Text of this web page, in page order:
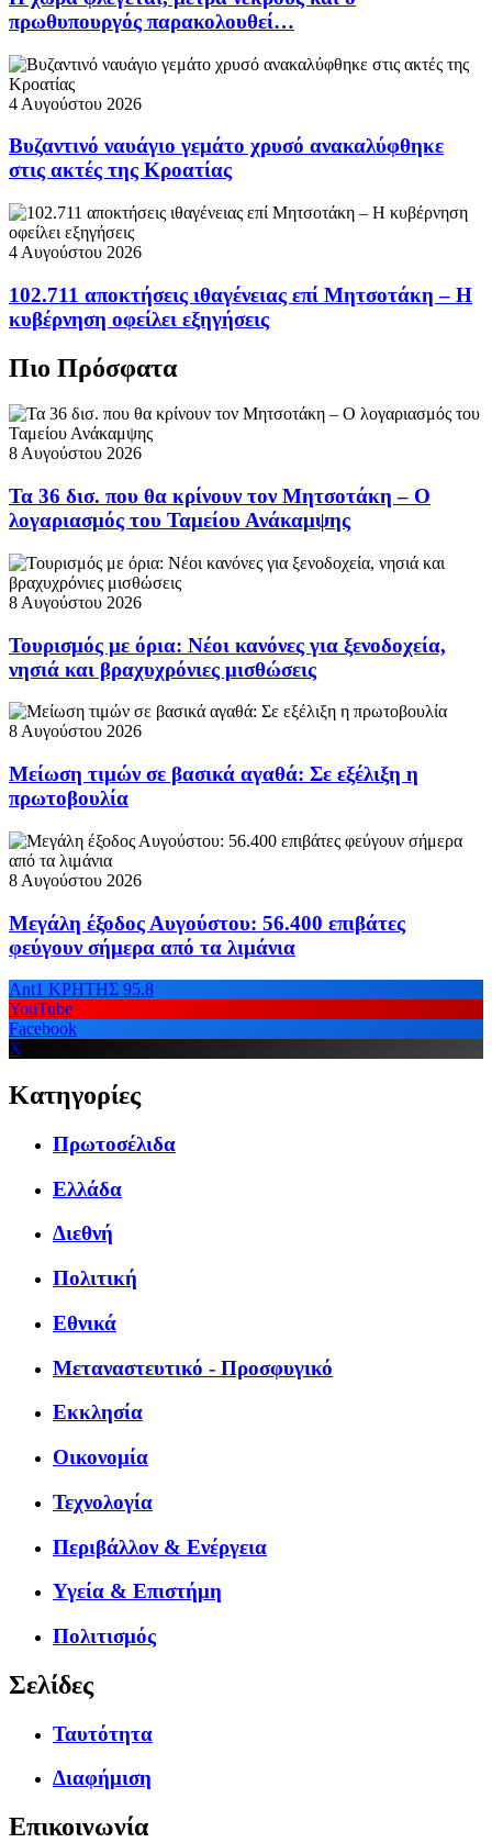
πρωθυπουργός παρακολουθεί…
4 Αυγούστου 2026
Βυζαντινό ναυάγιο γεμάτο χρυσό ανακαλύφθηκε
στις ακτές της Κροατίας
4 Αυγούστου 2026
102.711 αποκτήσεις ιθαγένειας επί Μητσοτάκη – Η
κυβέρνηση οφείλει εξηγήσεις
Πιο Πρόσφατα
8 Αυγούστου 2026
Τα 36 δισ. που θα κρίνουν τον Μητσοτάκη – Ο
λογαριασμός του Ταμείου Ανάκαμψης
8 Αυγούστου 2026
Τουρισμός με όρια: Νέοι κανόνες για ξενοδοχεία,
νησιά και βραχυχρόνιες μισθώσεις
8 Αυγούστου 2026
Μείωση τιμών σε βασικά αγαθά: Σε εξέλιξη η
πρωτοβουλία
8 Αυγούστου 2026
Μεγάλη έξοδος Αυγούστου: 56.400 επιβάτες
φεύγουν σήμερα από τα λιμάνια
Ant1 ΚΡΗΤΗΣ 95.8
YouTube
Facebook
X
Κατηγορίες
Πρωτοσέλιδα
Ελλάδα
Διεθνή
Πολιτική
Εθνικά
Μεταναστευτικό - Προσφυγικό
Εκκλησία
Οικονομία
Τεχνολογία
Περιβάλλον & Ενέργεια
Υγεία & Επιστήμη
Πολιτισμός
Σελίδες
Ταυτότητα
Διαφήμιση
Επικοινωνία